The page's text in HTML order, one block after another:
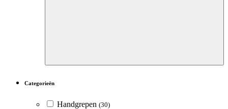
Categorieën
Handgrepen (30)